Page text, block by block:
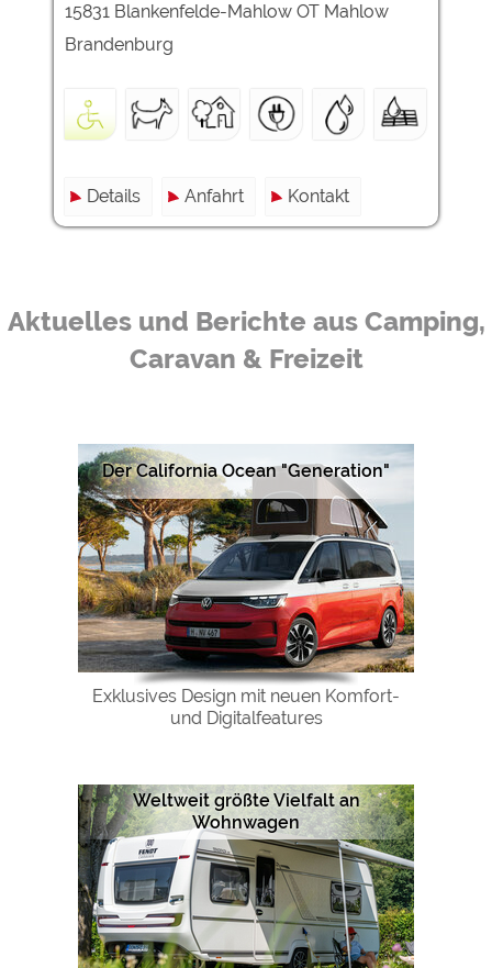
15831 Blankenfelde-Mahlow OT Mahlow
Brandenburg
Details Anfahrt Kontakt
Aktuelles und Berichte aus Camping,
Caravan & Freizeit
Der California Ocean "Generation"
Exklusives Design mit neuen Komfort-
und Digitalfeatures
Weltweit größte Vielfalt an
Wohnwagen